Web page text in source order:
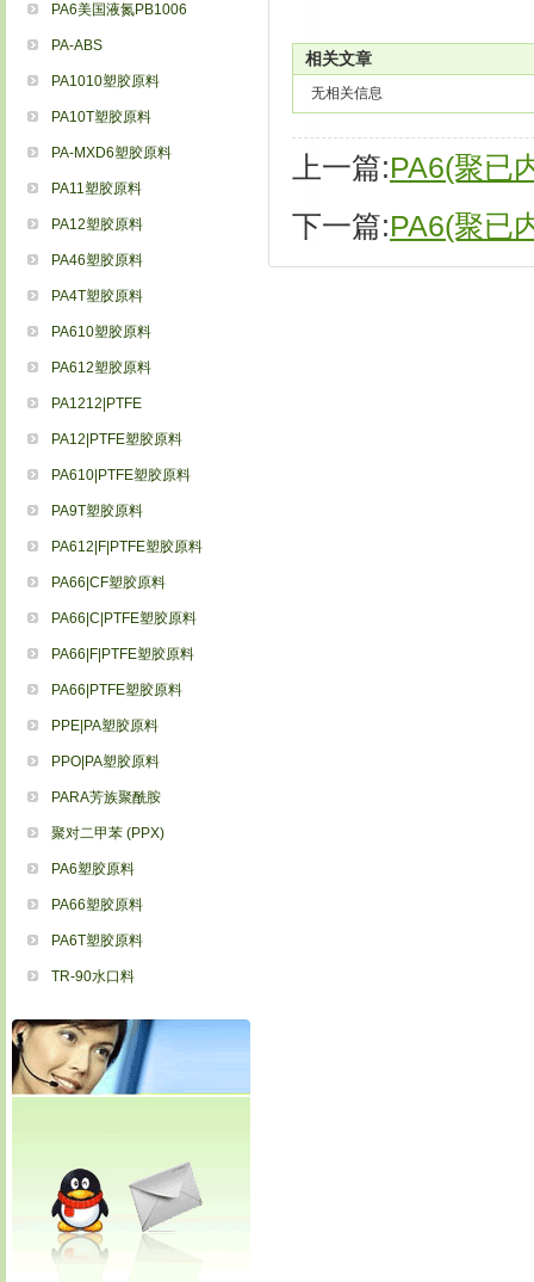
PA6美国液氮PB1006
PA-ABS
PA1010塑胶原料
PA10T塑胶原料
PA-MXD6塑胶原料
PA11塑胶原料
PA12塑胶原料
PA46塑胶原料
PA4T塑胶原料
PA610塑胶原料
PA612塑胶原料
PA1212|PTFE
PA12|PTFE塑胶原料
PA610|PTFE塑胶原料
PA9T塑胶原料
PA612|F|PTFE塑胶原料
PA66|CF塑胶原料
PA66|C|PTFE塑胶原料
PA66|F|PTFE塑胶原料
PA66|PTFE塑胶原料
PPE|PA塑胶原料
PPO|PA塑胶原料
PARA芳族聚酰胺
聚对二甲苯 (PPX)
PA6塑胶原料
PA66塑胶原料
PA6T塑胶原料
TR-90水口料
相关文章
无相关信息
上一篇:PA6(聚已
下一篇:PA6(聚已